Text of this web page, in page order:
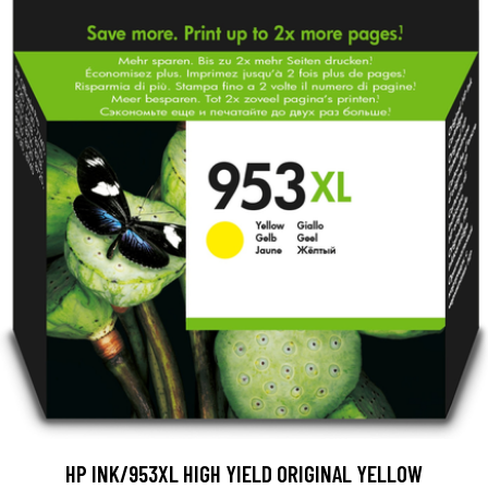
HP INK/953XL HIGH YIELD ORIGINAL YELLOW